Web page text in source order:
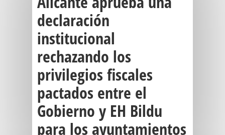
declaración
institucional
rechazando los
privilegios fiscales
pactados entre el
Gobierno y EH Bildu
para los ayuntamientos